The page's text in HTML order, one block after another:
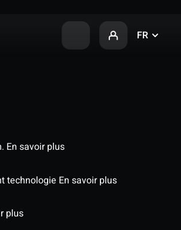
FR
En savoir plus
technologie En savoir plus
plus